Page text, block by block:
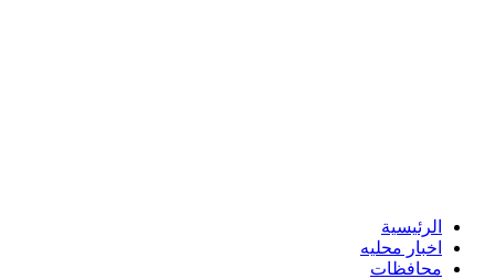
الرئيسية
اخبار محليه
محافظات